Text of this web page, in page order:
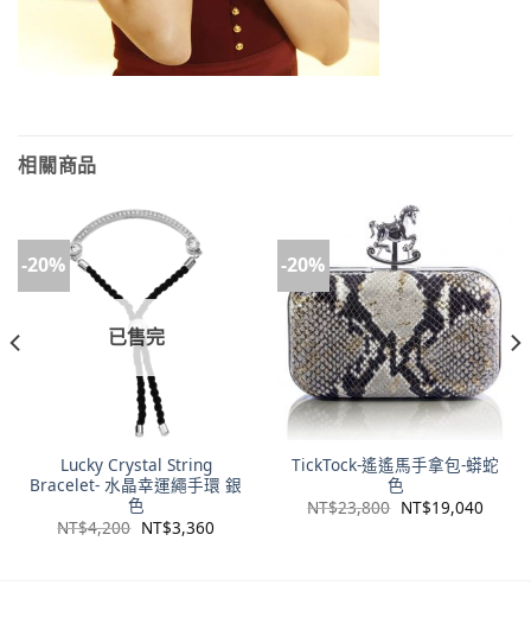
相關商品
-20%
已售完
Lucky Crystal String
Bracelet- 水晶幸運繩手環 銀
色
NT$4,200 NT$3,360
-20%
TickTock-遙遙馬手拿包-蟒蛇
色
NT$23,800 NT$19,040